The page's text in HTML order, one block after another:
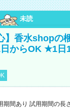
未読
】香水shopの
からOK ★1日
期間あり 試用期間の長